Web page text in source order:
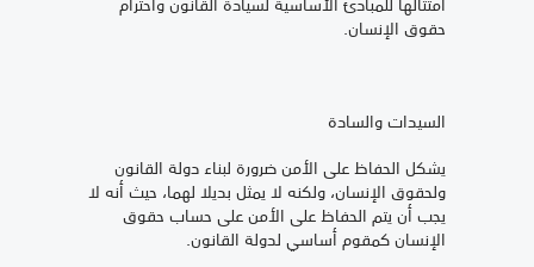
حقوق الإنسان.
السيدات والسادة
يشكل الحفاظ على الأمن ضرورة لبناء دولة القانون
ولحقوق الإنسان، ولكنه لا يمثل بديلا لهما، حيث أنه لا
يجب أن يتم الحفاظ على الأمن على حساب حقوق
الإنسان كمقوم أساسي لدولة القانون.